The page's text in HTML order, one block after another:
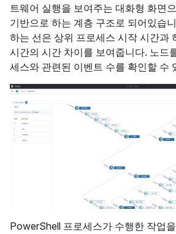
트웨어 실행을 보여주는 대화형 화면
기반으로 하는 계층 구조로 되어있습
하는 선은 상위 프로세스 시작 시간과
시간의 시간 차이를 보여줍니다. 노드
세스와 관련된 이벤트 수를 확인할 수
PowerShell 프로세스가 수행한 작업